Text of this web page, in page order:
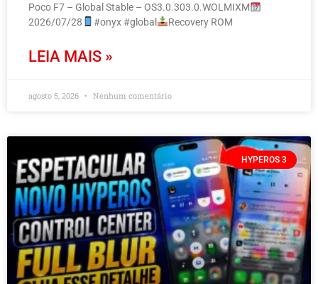
Poco F7 – Global Stable – OS3.0.303.0.WOLMIXM
2026/07/28
#onyx #global Recovery ROM
LEIA MAIS »
agosto 5, 2026 Nenhum comentário
HYPEROS 3